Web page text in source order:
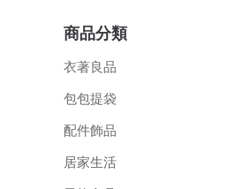
商品分類
衣著良品
包包提袋
配件飾品
居家生活